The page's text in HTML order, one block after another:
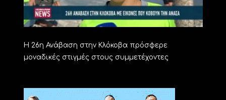
Η 26η Ανάβαση στην Κλόκοβα πρόσφερε
μοναδικές στιγμές στους συμμετέχοντες